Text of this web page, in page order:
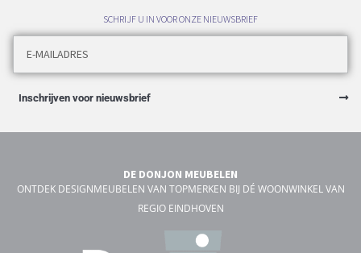
SCHRIJF U IN VOOR ONZE NIEUWSBRIEF
Inschrijven voor nieuwsbrief
DE DONJON MEUBELEN
ONTDEK DESIGNMEUBELEN VAN TOPMERKEN BIJ DÉ WOONWINKEL VAN
REGIO EINDHOVEN